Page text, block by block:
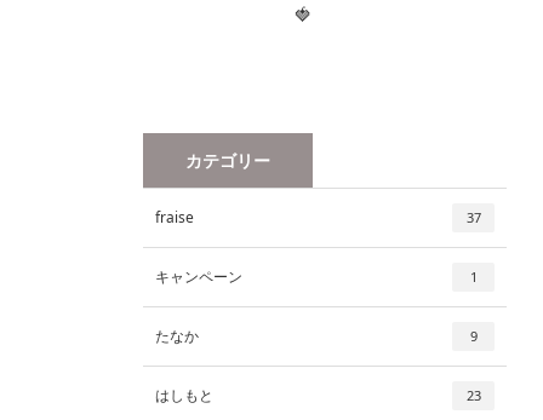
🍓
カテゴリー
fraise 37
キャンペーン 1
たなか 9
はしもと 23